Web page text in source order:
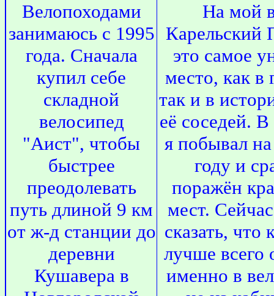
Велопоходами
занимаюсь с 1995
года. Сначала
купил себе
складной
велосипед
"Аист", чтобы
быстрее
преодолевать
путь длиной 9 км
от ж-д станции до
деревни
Кушавера в
На мой
Карельский
это самое
место, как в
так и в
её соседей.
я побывал
году и
поражён
мест.
сказать, что
лучше всего
именно в